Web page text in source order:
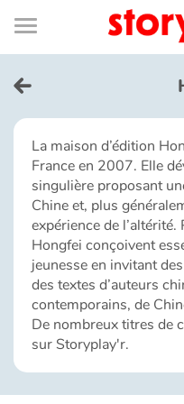
Connexion
Bibliothèque
de
page
Menu
Je me connecte
Tester gratuitement
Bibliothèque
Prix
Accueil
Contes d'ici et d'ailleurs
La maison d’édition
France en 2007. Elle
singulière proposant
Chine et, plus
expérience de
Hongfei conçoivent
jeunesse en invitant
des textes d’auteurs
contemporains, de
De nombreux titres de
sur Storyplay'r.